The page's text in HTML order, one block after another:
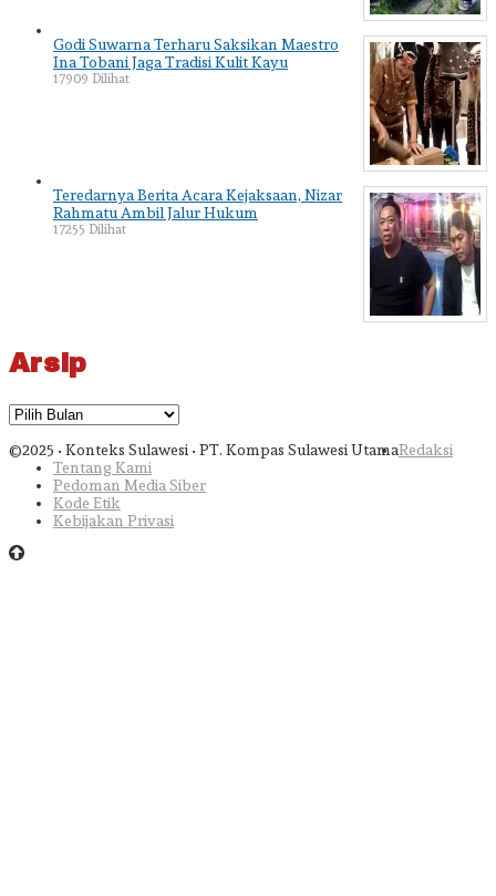
Godi Suwarna Terharu Saksikan Maestro
Ina Tobani Jaga Tradisi Kulit Kayu
17909 Dilihat
Teredarnya Berita Acara Kejaksaan, Nizar
Rahmatu Ambil Jalur Hukum
17255 Dilihat
Arsip
Arsip
©2025 • Konteks Sulawesi • PT. Kompas Sulawesi UtamaRedaksi
Tentang Kami
Pedoman Media Siber
Kode Etik
Kebijakan Privasi